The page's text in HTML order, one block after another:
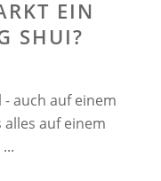
EIN
SHUI?
auch auf einem
auf einem